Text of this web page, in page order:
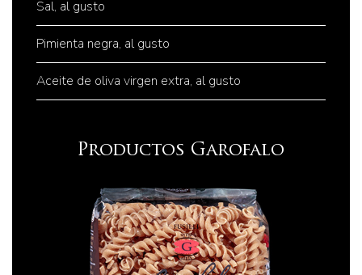
Sal, al gusto
Pimienta negra, al gusto
Aceite de oliva virgen extra, al gusto
Productos Garofalo